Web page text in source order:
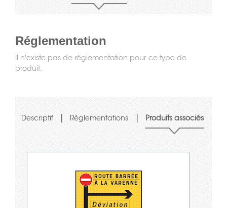
Réglementation
Il n'existe pas de réglementation pour ce type de
produit.
Descriptif | Réglementations | Produits associés